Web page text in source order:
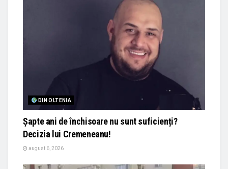
DIN OLTENIA
Șapte ani de închisoare nu sunt suficienți?
Decizia lui Cremeneanu!
august 6, 2026